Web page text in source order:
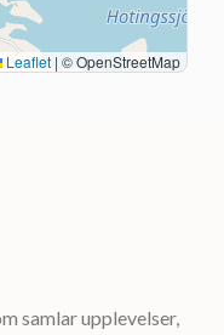
Leaflet | © OpenStreetMap
samlar upplevelser,